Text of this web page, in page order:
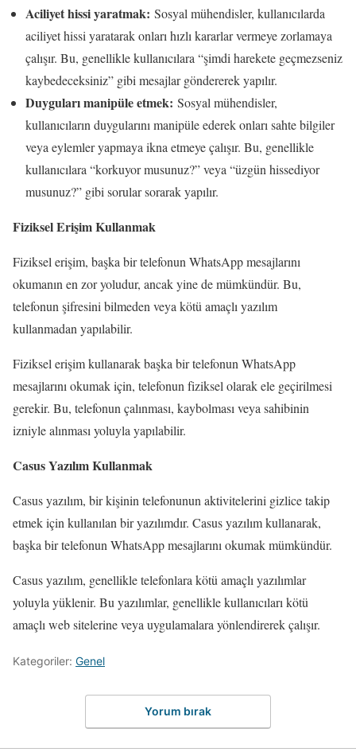
Aciliyet hissi yaratmak: Sosyal mühendisler, kullanıcılarda
aciliyet hissi yaratarak onları hızlı kararlar vermeye zorlamaya
çalışır. Bu, genellikle kullanıcılara “şimdi harekete geçmezseniz
kaybedeceksiniz” gibi mesajlar göndererek yapılır.
Duyguları manipüle etmek: Sosyal mühendisler,
kullanıcıların duygularını manipüle ederek onları sahte bilgiler
veya eylemler yapmaya ikna etmeye çalışır. Bu, genellikle
kullanıcılara “korkuyor musunuz?” veya “üzgün hissediyor
musunuz?” gibi sorular sorarak yapılır.
Fiziksel Erişim Kullanmak
Fiziksel erişim, başka bir telefonun WhatsApp mesajlarını
okumanın en zor yoludur, ancak yine de mümkündür. Bu,
telefonun şifresini bilmeden veya kötü amaçlı yazılım
kullanmadan yapılabilir.
Fiziksel erişim kullanarak başka bir telefonun WhatsApp
mesajlarını okumak için, telefonun fiziksel olarak ele geçirilmesi
gerekir. Bu, telefonun çalınması, kaybolması veya sahibinin
izniyle alınması yoluyla yapılabilir.
Casus Yazılım Kullanmak
Casus yazılım, bir kişinin telefonunun aktivitelerini gizlice takip
etmek için kullanılan bir yazılımdır. Casus yazılım kullanarak,
başka bir telefonun WhatsApp mesajlarını okumak mümkündür.
Casus yazılım, genellikle telefonlara kötü amaçlı yazılımlar
yoluyla yüklenir. Bu yazılımlar, genellikle kullanıcıları kötü
amaçlı web sitelerine veya uygulamalara yönlendirerek çalışır.
Kategoriler: Genel
Yorum bırak